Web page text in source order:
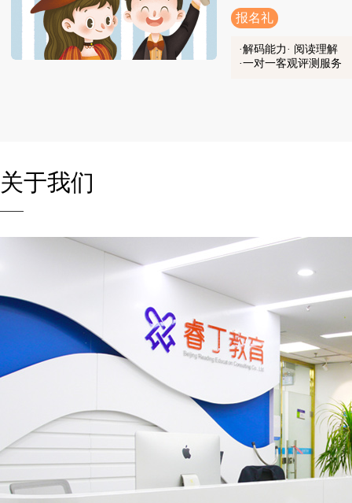
报名礼
解码能力· 阅读理解
一对一客观评测服务
关于我们